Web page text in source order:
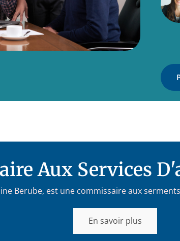
Aux Services
Berube, est une commissaire aux
En savoir plus